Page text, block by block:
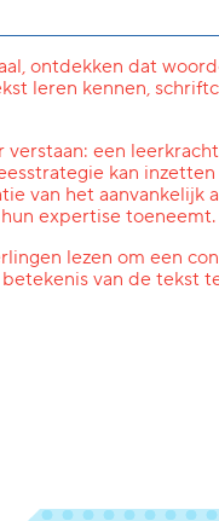
ontdekken dat
leren kennen,
een
kan
van het
expertise toeneemt.
lezen om een
van de tekst